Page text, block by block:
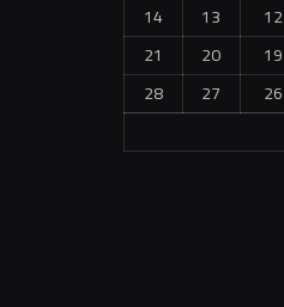
12
13
14
19
20
21
26
27
28